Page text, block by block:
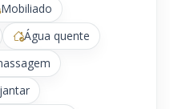
Mobiliado
Água quente